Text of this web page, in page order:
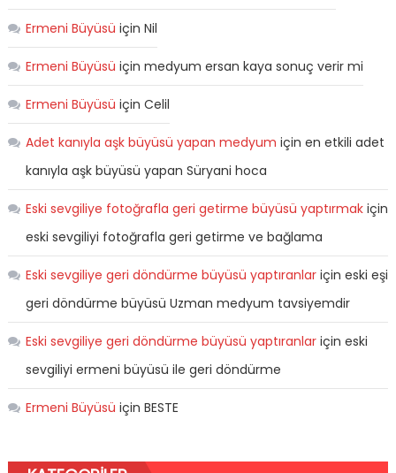
Ermeni Büyüsü için Nil
Ermeni Büyüsü için medyum ersan kaya sonuç verir mi
Ermeni Büyüsü için Celil
Adet kanıyla aşk büyüsü yapan medyum için en etkili adet
kanıyla aşk büyüsü yapan Süryani hoca
Eski sevgiliye fotoğrafla geri getirme büyüsü yaptırmakiçin
eski sevgiliyi fotoğrafla geri getirme ve bağlama
Eski sevgiliye geri döndürme büyüsü yaptıranlariçin eski eşi
geri döndürme büyüsü Uzman medyum tavsiyemdir
Eski sevgiliye geri döndürme büyüsü yaptıranlariçin eski
sevgiliyi ermeni büyüsü ile geri döndürme
Ermeni Büyüsü için BESTE